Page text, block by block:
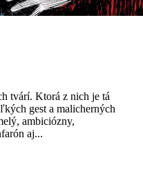
tvárí. Ktorá z nich je tá
gest a malicherných
ambiciózny,
aj...